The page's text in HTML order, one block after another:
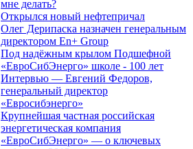
мне делать?
Открылся новый нефтепричал
Олег Дерипаска назначен генеральным
директором En+ Group
Под надёжным крылом Подшефной
«ЕвроСибЭнерго» школе - 100 лет
Интервью — Евгений Федоров,
генеральный директор
«Евросибэнерго»
Крупнейшая частная российская
энергетическая компания
«ЕвроСибЭнерго» — о ключевых